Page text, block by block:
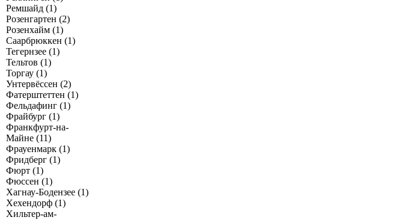
Ремшайд (1)
Розенгартен (2)
Розенхайм (1)
Саарбрюккен (1)
Тегернзее (1)
Тельтов (1)
Торгау (1)
Унтервёссен (2)
Фатерштеттен (1)
Фельдафинг (1)
Фрайбург (1)
Франкфурт-на-
Майне (11)
Фрауенмарк (1)
Фридберг (1)
Фюрт (1)
Фюссен (1)
Хагнау-Бодензее (1)
Хехендорф (1)
Хильтер-ам-